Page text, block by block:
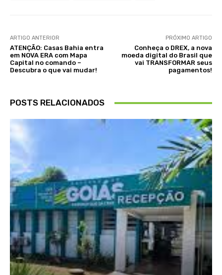
ARTIGO ANTERIOR
ATENÇÃO: Casas Bahia entra
em NOVA ERA com Mapa
Capital no comando –
Descubra o que vai mudar!
PRÓXIMO ARTIGO
Conheça o DREX, a nova
moeda digital do Brasil que
vai TRANSFORMAR seus
pagamentos!
POSTS RELACIONADOS